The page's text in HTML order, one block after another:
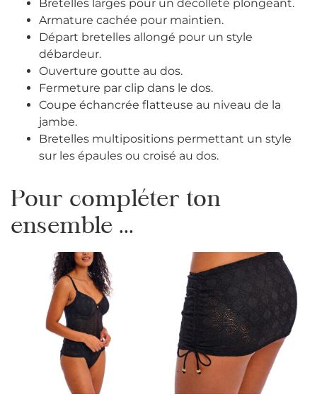
Bretelles larges pour un décolleté plongeant.
Armature cachée pour maintien.
Départ bretelles allongé pour un style
débardeur.
Ouverture goutte au dos.
Fermeture par clip dans le dos.
Coupe échancrée flatteuse au niveau de la
jambe.
Bretelles multipositions permettant un style
sur les épaules ou croisé au dos.
Pour compléter ton
ensemble ...